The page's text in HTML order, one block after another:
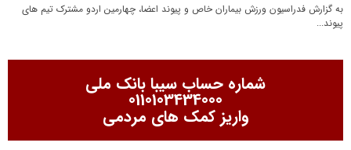
به گزارش فدراسیون ورزش بیماران خاص و پیوند اعضا، چهارمین اردو مشترک تیم های
پیوند...
شماره حساب سیبا بانک ملی
0110103434000
واریز کمک های مردمی